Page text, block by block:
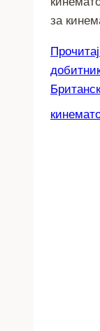
за
Прочитај